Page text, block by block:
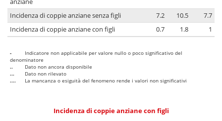
anziane
Incidenza di coppie anziane senza figli 7.2 10.5
7.7
Incidenza di coppie anziane con figli
0.7 1.8 1
-
Indicatore non applicabile per valore nullo o poco significativo del
denominatore
..
Dato non ancora disponibile
...
Dato non rilevato
....
La mancanza o esiguità del fenomeno rende i valori non significativi
Incidenza di coppie anziane con figli